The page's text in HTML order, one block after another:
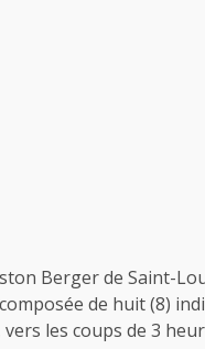
Berger de Saint-
de huit (8)
les coups de 3